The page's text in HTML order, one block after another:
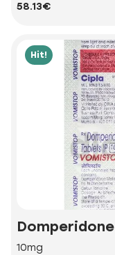
58.13€
Hit!
Domperidone
10mg